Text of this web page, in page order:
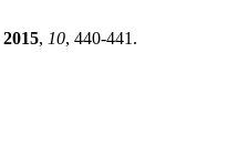
2015, 10, 440-441.